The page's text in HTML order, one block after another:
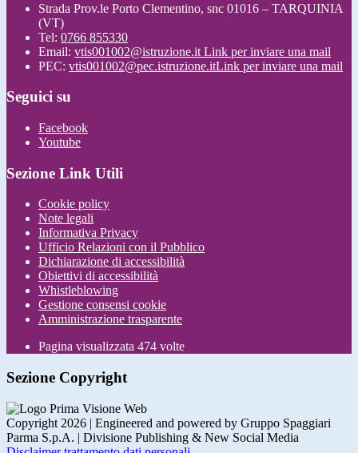
Strada Prov.le Porto Clementino, snc 01016 – TARQUINIA
(VT)
Tel: 0766 855330
Email: vtis001002@istruzione.it Link per inviare una mail
PEC: vtis001002@pec.istruzione.itLink per inviare una mail
Seguici su
Facebook
Youtube
Sezione Link Utili
Cookie policy
Note legali
Informativa Privacy
Ufficio Relazioni con il Pubblico
Dichiarazione di accessibilità
Obiettivi di accessibilità
Whistleblowing
Gestione consensi cookie
Amministrazione trasparente
Pagina visualizzata 474 volte
Sezione Copyright
Copyright 2026 | Engineered and powered by Gruppo Spaggiari
Parma S.p.A. | Divisione Publishing & New Social Media